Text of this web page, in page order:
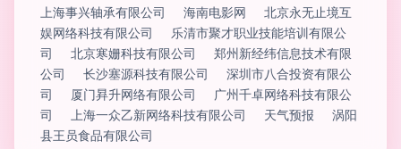
上海事兴轴承有限公司
海南电影网
北京永无止境互
娱网络科技有限公司
乐清市聚才职业技能培训有限公
司
北京寒姗科技有限公司
郑州新经纬信息技术有限
公司
长沙塞源科技有限公司
深圳市八合投资有限公
司
厦门昪升网络有限公司
广州千卓网络科技有限公
司
上海一众乙新网络科技有限公司 天气预报
涡阳
县王员食品有限公司